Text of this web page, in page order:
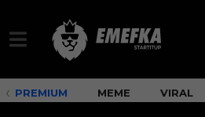
PREMIUM MEME VIRAL